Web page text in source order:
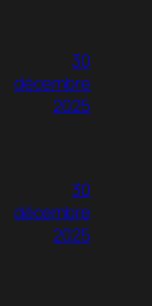
30
décembre
2025
30
décembre
2025